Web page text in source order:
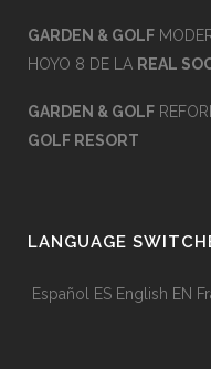
GARDEN & GOLF
HOYO 8 DE LA REAL
GARDEN & GOLF
GOLF RESORT
LANGUAGE
Español ES English EN